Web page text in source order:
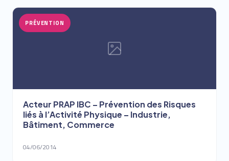
PRÉVENTION
Acteur PRAP IBC – Prévention des Risques
liés à l’Activité Physique – Industrie,
Bâtiment, Commerce
04/06/2014